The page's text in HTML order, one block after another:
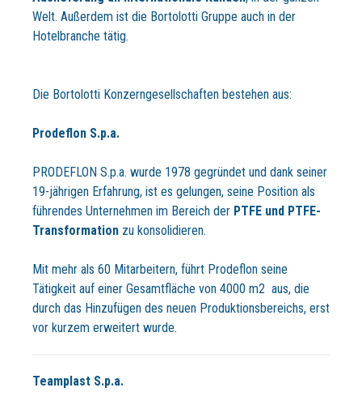
Welt. Außerdem ist die Bortolotti Gruppe auch in der
Hotelbranche tätig.
Die Bortolotti Konzerngesellschaften bestehen aus:
Prodeflon S.p.a.
PRODEFLON S.p.a. wurde 1978 gegründet und dank seiner
19-jährigen Erfahrung, ist es gelungen, seine Position als
führendes Unternehmen im Bereich der PTFE und PTFE-
Transformation zu konsolidieren.
Mit mehr als 60 Mitarbeitern, führt Prodeflon seine
Tätigkeit auf einer Gesamtfläche von 4000 m2 aus, die
durch das Hinzufügen des neuen Produktionsbereichs, erst
vor kurzem erweitert wurde.
Teamplast S.p.a.